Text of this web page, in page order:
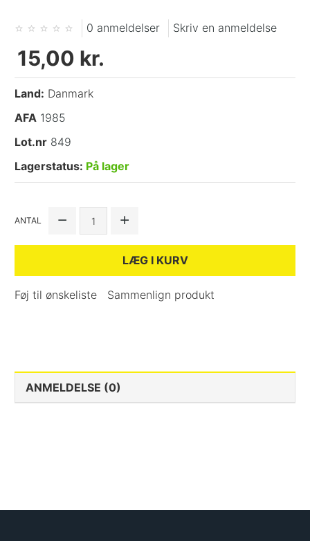
0 anmeldelser Skriv en anmeldelse
15,00 kr.
Land: Danmark
AFA 1985
Lot.nr 849
Lagerstatus: På lager
ANTAL
LÆG I KURV
Føj til ønskeliste Sammenlign produkt
ANMELDELSE (0)